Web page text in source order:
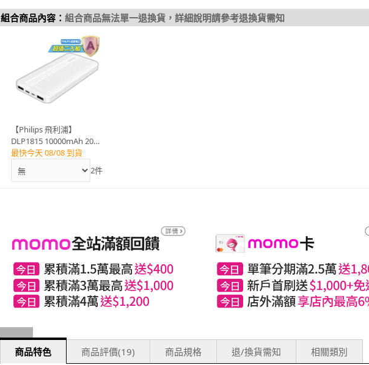
組合商品內容： 組合商品無法單一退換貨，詳細說明請參考退換貨需知
【Philips 飛利浦】
DLP1815 10000mAh 20W
雙向PD快充 2孔輸出 行動
(LED顯示)#
最快今天 08/08 到貨
2件
商品特色 商品評價(19) 商品規格 退/換貨需知 相關類別